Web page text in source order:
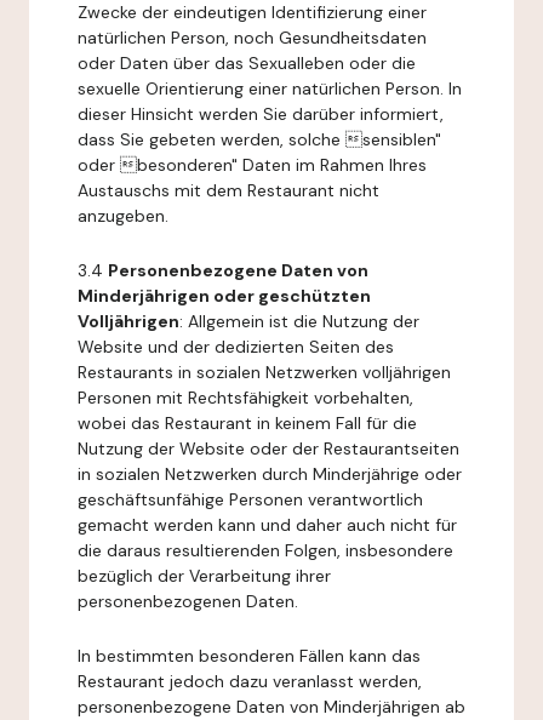
Zwecke der eindeutigen Identifizierung einer
natürlichen Person, noch Gesundheitsdaten
oder Daten über das Sexualleben oder die
sexuelle Orientierung einer natürlichen Person. In
dieser Hinsicht werden Sie darüber informiert,
dass Sie gebeten werden, solche sensiblen"
oder besonderen" Daten im Rahmen Ihres
Austauschs mit dem Restaurant nicht
anzugeben.
3.4 Personenbezogene Daten von
Minderjährigen oder geschützten
Volljährigen: Allgemein ist die Nutzung der
Website und der dedizierten Seiten des
Restaurants in sozialen Netzwerken volljährigen
Personen mit Rechtsfähigkeit vorbehalten,
wobei das Restaurant in keinem Fall für die
Nutzung der Website oder der Restaurantseiten
in sozialen Netzwerken durch Minderjährige oder
geschäftsunfähige Personen verantwortlich
gemacht werden kann und daher auch nicht für
die daraus resultierenden Folgen, insbesondere
bezüglich der Verarbeitung ihrer
personenbezogenen Daten.
In bestimmten besonderen Fällen kann das
Restaurant jedoch dazu veranlasst werden,
personenbezogene Daten von Minderjährigen ab